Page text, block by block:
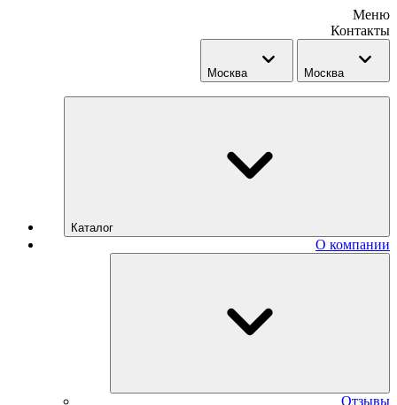
Меню
Контакты
Москва Москва
Каталог
О компании
Отзывы